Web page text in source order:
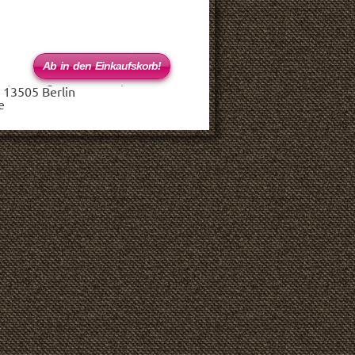
(haftungsbeschränkt)
13505 Berlin